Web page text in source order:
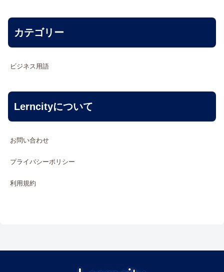
カテゴリー
ビジネス用語
Lerncityについて
お問い合わせ
プライバシーポリシー
利用規約